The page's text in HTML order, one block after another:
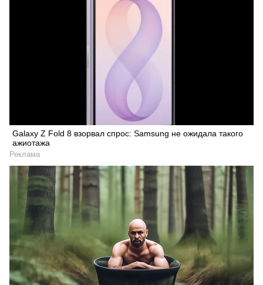
Galaxy Z Fold 8 взорвал спрос: Samsung не ожидала такого
ажиотажа
Реклама